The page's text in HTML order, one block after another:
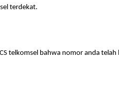
terdekat.
telkomsel bahwa nomor anda